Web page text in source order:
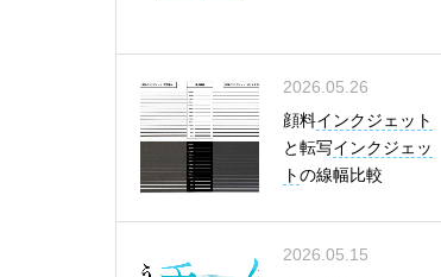
2026.05.26
顔料インクジェット
と転写インクジェッ
トの線幅比較
2026.05.15